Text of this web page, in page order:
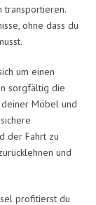
transportieren.
ohne dass du
um einen
sorgfältig die
Möbel und
der Fahrt zu
und
profitierst du